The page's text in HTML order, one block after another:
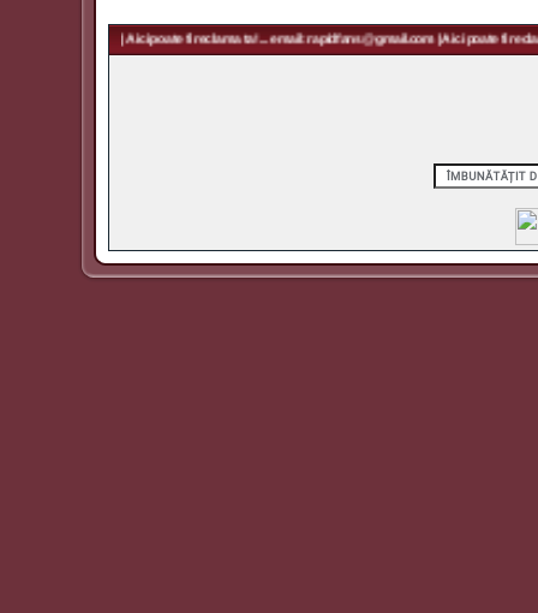
| Aici poate fi reclama ta! ... email: rapidfans@gmail.com | Aici poate fi reclama ta!